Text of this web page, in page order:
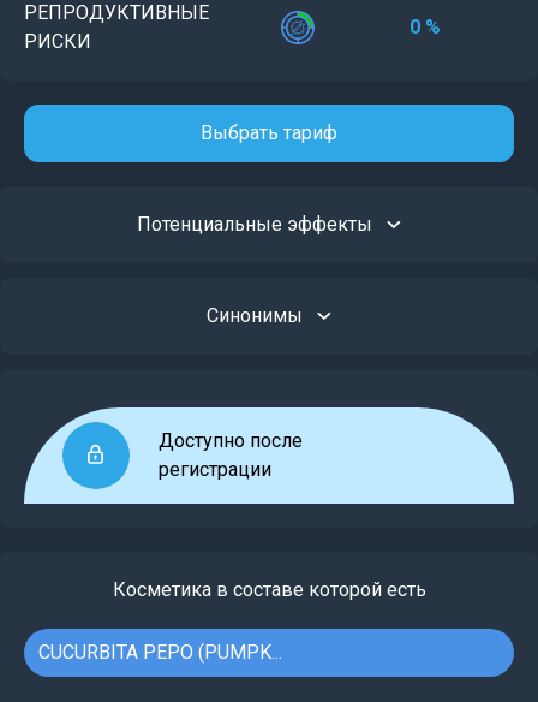
РЕПРОДУКТИВНЫЕ
РИСКИ
0 %
Выбрать тариф
Потенциальные эффекты
Синонимы
Доступно после
регистрации
Косметика в составе которой есть
CUCURBITA PEPO (PUMPK...